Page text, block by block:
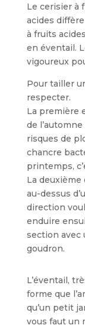
Le cerisier à
acides
à fruits
en éven­tail.
vigoureux
Pour tailler
respecter.
La première
de
risques de
chancre
prin­temps,
La
au-dessus
direction
enduire
section avec
goudron.
L’éventail,
forme que
qu’un petit
vous faut un